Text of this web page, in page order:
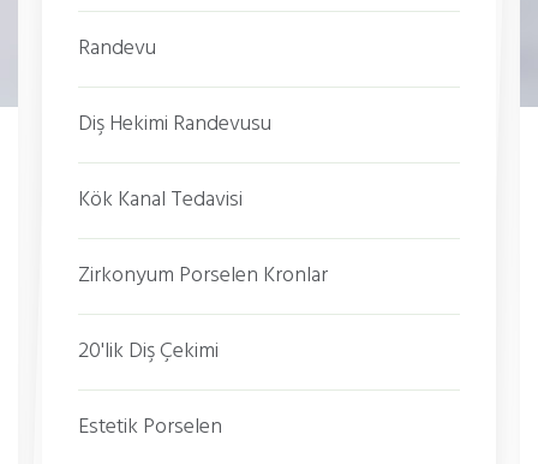
Randevu
Diş Hekimi Randevusu
Kök Kanal Tedavisi
Zirkonyum Porselen Kronlar
20'lik Diş Çekimi
Estetik Porselen